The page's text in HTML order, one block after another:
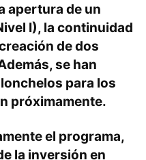
apertura de un
I), la continuidad
de dos
se han
para los
próximamente.
el programa,
la inversión en